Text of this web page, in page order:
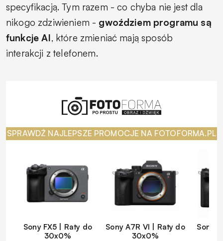
specyfikacją. Tym razem - co chyba nie jest dla
nikogo zdziwieniem - gwoździem programu są
funkcje AI, które zmieniać mają sposób
interakcji z telefonem.
SPRAWDŹ NAJLEPSZE PROMOCJE NA FOTOFORMA.PL
Sony FX5 | Raty do
30x0%
Sony A7R VI | Raty do
30x0%
Sony